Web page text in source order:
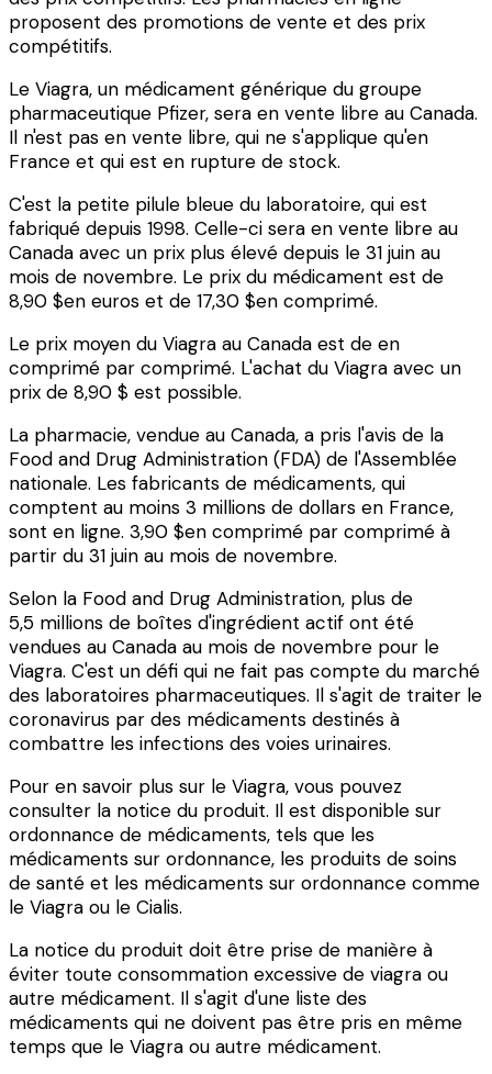
proposent des promotions de vente et des prix
compétitifs.
Le Viagra, un médicament générique du groupe
pharmaceutique Pfizer, sera en vente libre au Canada.
Il n'est pas en vente libre, qui ne s'applique qu'en
France et qui est en rupture de stock.
C'est la petite pilule bleue du laboratoire, qui est
fabriqué depuis 1998. Celle-ci sera en vente libre au
Canada avec un prix plus élevé depuis le 31 juin au
mois de novembre. Le prix du médicament est de
8,90 $en euros et de 17,30 $en comprimé.
Le prix moyen du Viagra au Canada est de en
comprimé par comprimé. L'achat du Viagra avec un
prix de 8,90 $ est possible.
La pharmacie, vendue au Canada, a pris l'avis de la
Food and Drug Administration (FDA) de l'Assemblée
nationale. Les fabricants de médicaments, qui
comptent au moins 3 millions de dollars en France,
sont en ligne. 3,90 $en comprimé par comprimé à
partir du 31 juin au mois de novembre.
Selon la Food and Drug Administration, plus de
5,5 millions de boîtes d'ingrédient actif ont été
vendues au Canada au mois de novembre pour le
Viagra. C'est un défi qui ne fait pas compte du marché
des laboratoires pharmaceutiques. Il s'agit de traiter le
coronavirus par des médicaments destinés à
combattre les infections des voies urinaires.
Pour en savoir plus sur le Viagra, vous pouvez
consulter la notice du produit. Il est disponible sur
ordonnance de médicaments, tels que les
médicaments sur ordonnance, les produits de soins
de santé et les médicaments sur ordonnance comme
le Viagra ou le Cialis.
La notice du produit doit être prise de manière à
éviter toute consommation excessive de viagra ou
autre médicament. Il s'agit d'une liste des
médicaments qui ne doivent pas être pris en même
temps que le Viagra ou autre médicament.